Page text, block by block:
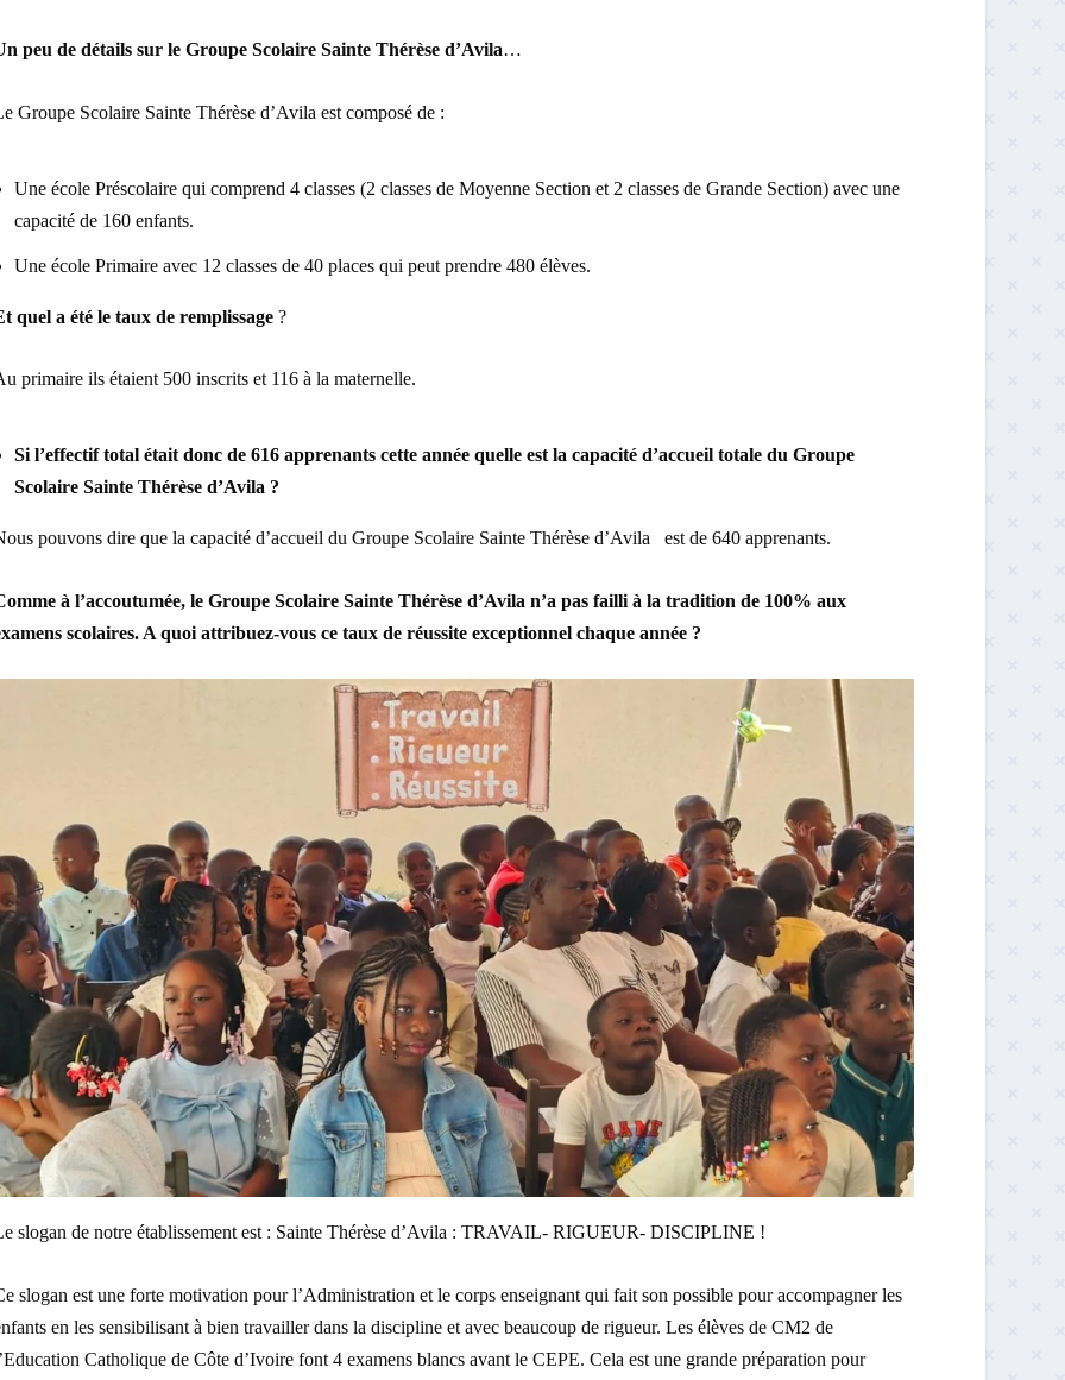
peu de détails sur le Groupe Scolaire Sainte Thérèse d’Avila…
Groupe Scolaire Sainte Thérèse d’Avila est composé de :
Une école Préscolaire qui comprend 4 classes (2 classes de Moyenne Section et 2 classes de Grande Section) avec une
capacité de 160 enfants.
Une école Primaire avec 12 classes de 40 places qui peut prendre 480 élèves.
quel a été le taux de remplissage?
primaire ils étaient 500 inscrits et 116 à la maternelle.
Si l’effectif total était donc de 616 apprenants cette année quelle est la capacité d’accueil totale du Groupe
Scolaire Sainte Thérèse d’Avila ?
pouvons dire que la capacité d’accueil du Groupe Scolaire Sainte Thérèse d’Avila est de 640 apprenants.
à l’accoutumée, le Groupe Scolaire Sainte Thérèse d’Avila n’a pas failli à la tradition de 100% aux
scolaires. A quoi attribuez-vous ce taux de réussite exceptionnel chaque année ?
slogan de notre établissement est : Sainte Thérèse d’Avila : TRAVAIL- RIGUEUR- DISCIPLINE !
slogan est une forte motivation pour l’Administration et le corps enseignant qui fait son possible pour accompagner les
en les sensibilisant à bien travailler dans la discipline et avec beaucoup de rigueur. Les élèves de CM2 de
Catholique de Côte d’Ivoire font 4 examens blancs avant le CEPE. Cela est une grande préparation pour